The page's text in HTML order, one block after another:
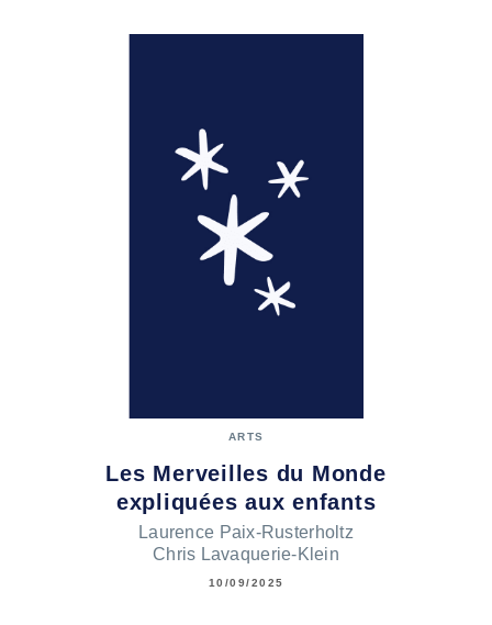
ARTS
Les Merveilles du Monde
expliquées aux enfants
Laurence Paix-Rusterholtz
Chris Lavaquerie-Klein
10/09/2025